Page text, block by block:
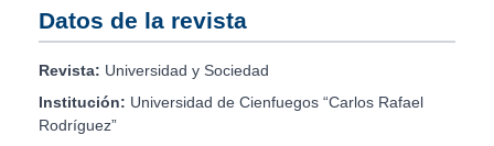
Datos de la revista
Revista: Universidad y Sociedad
Institución: Universidad de Cienfuegos “Carlos Rafael
Rodríguez”